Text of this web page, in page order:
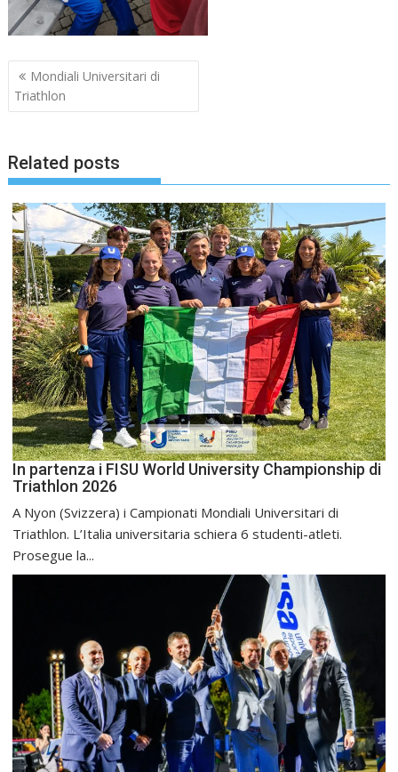
Navigazione
articoli
Mondiali Universitari di
Triathlon
Related posts
In partenza i FISU World University Championship di
Triathlon 2026
A Nyon (Svizzera) i Campionati Mondiali Universitari di
Triathlon. L’Italia universitaria schiera 6 studenti-atleti.
Prosegue la...